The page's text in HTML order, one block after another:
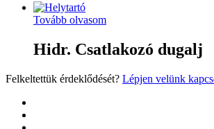
Tovább olvasom
Hidr. Csatlakozó dugalj
Felkeltettük érdeklődését? Lépjen velünk